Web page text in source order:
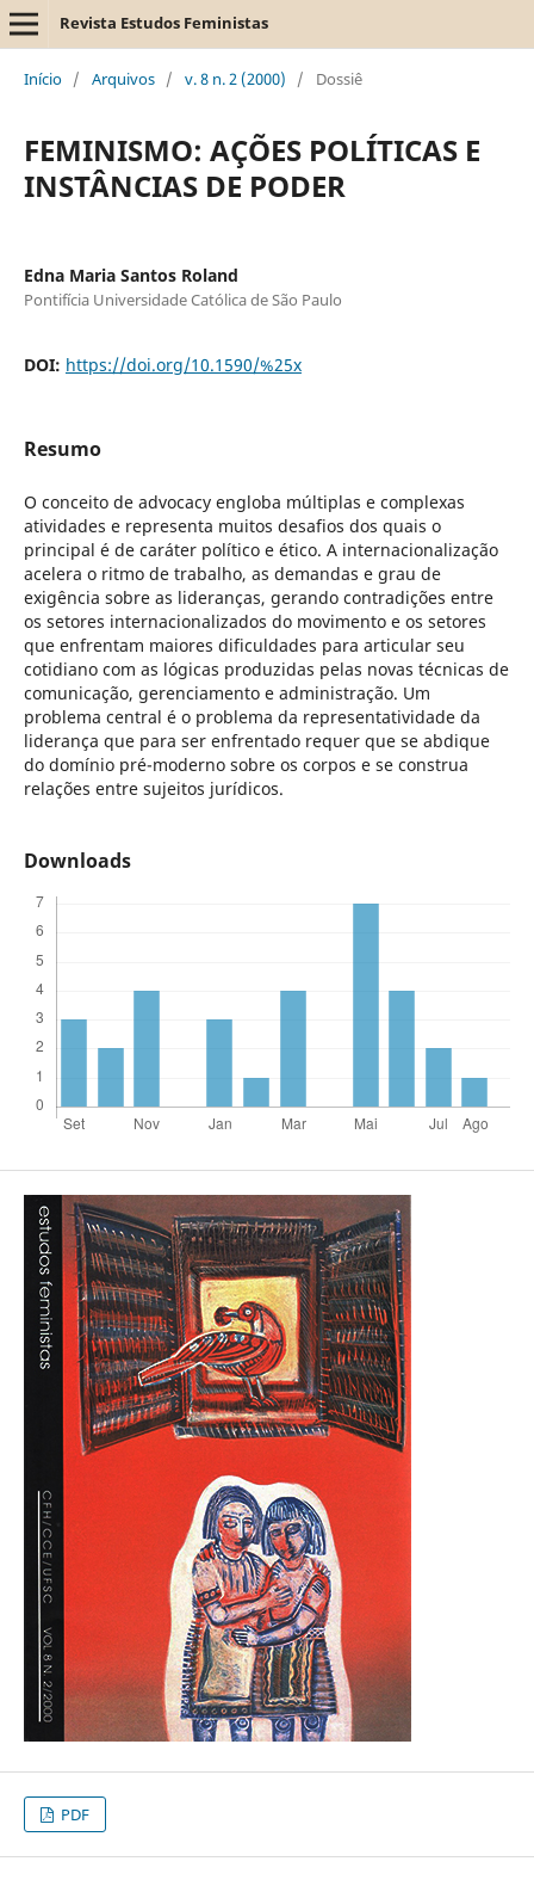
Revista Estudos Feministas
Início / Arquivos / v. 8 n. 2 (2000) / Dossiê
FEMINISMO: AÇÕES POLÍTICAS E
INSTÂNCIAS DE PODER
Edna Maria Santos Roland
Pontifícia Universidade Católica de São Paulo
DOI: https://doi.org/10.1590/%25x
Resumo
O conceito de advocacy engloba múltiplas e complexas
atividades e representa muitos desafios dos quais o
principal é de caráter político e ético. A internacionalização
acelera o ritmo de trabalho, as demandas e grau de
exigência sobre as lideranças, gerando contradições entre
os setores internacionalizados do movimento e os setores
que enfrentam maiores dificuldades para articular seu
cotidiano com as lógicas produzidas pelas novas técnicas de
comunicação, gerenciamento e administração. Um
problema central é o problema da representatividade da
liderança que para ser enfrentado requer que se abdique
do domínio pré-moderno sobre os corpos e se construa
relações entre sujeitos jurídicos.
Downloads
PDF